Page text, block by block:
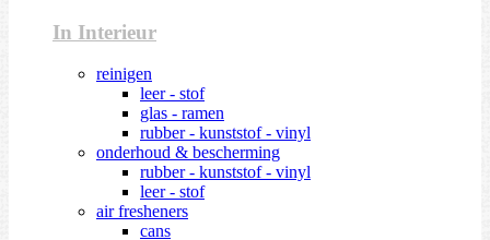
In Interieur
reinigen
leer - stof
glas - ramen
rubber - kunststof - vinyl
onderhoud & bescherming
rubber - kunststof - vinyl
leer - stof
air fresheners
cans